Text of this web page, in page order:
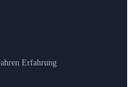
Erfahrung